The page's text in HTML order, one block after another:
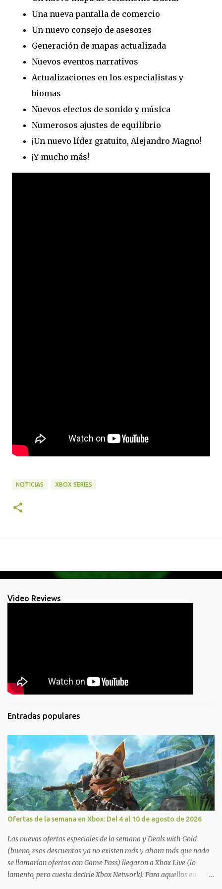
Una nueva pantalla de comercio
Un nuevo consejo de asesores
Generación de mapas actualizada
Nuevos eventos narrativos
Actualizaciones en los especialistas y
biomas
Nuevos efectos de sonido y música
Numerosos ajustes de equilibrio
¡Un nuevo líder gratuito, Alejandro Magno!
¡Y mucho más!
NOTICIAS XBOX SERIES
Video Reviews
Entradas populares
Ofertas de la semana en Xbox: Del 4 al 10 de agosto de 2026
Las nuevas ofertas especiales de la semana y Deals with Gold
(bueno, esos descuentos ya no existen más y ahora más que nada
se llamarían ofertas con Game Pass) llegaron a Xbox Live (lo
lamento, pero cuesta decirle Xbox Network). Para aquellos en